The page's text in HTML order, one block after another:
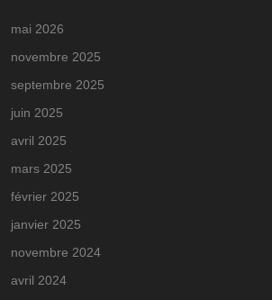
mai 2026
novembre 2025
septembre 2025
juin 2025
avril 2025
mars 2025
février 2025
janvier 2025
novembre 2024
avril 2024